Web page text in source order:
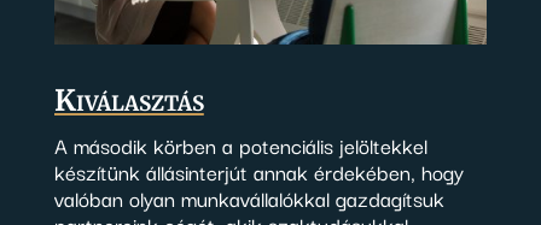
Kiválasztás
A második körben a potenciális jelöltekkel
készítünk állásinterjút annak érdekében, hogy
valóban olyan munkavállalókkal gazdagítsuk